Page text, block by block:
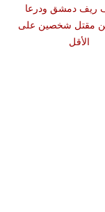
ريف دمشق ودرعا
مقتل شخصين على
الأقل